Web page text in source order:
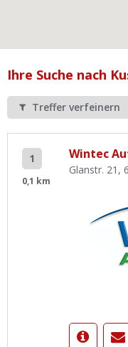
Ihre Suche nach
Treffer verfeinern
1
0,1 km
Wintec
Glanstr. 21,